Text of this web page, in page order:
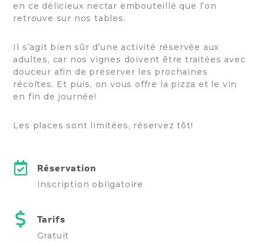
en ce délicieux nectar embouteillé que l’on
retrouve sur nos tables.
Il s’agit bien sûr d’une activité réservée aux
adultes, car nos vignes doivent être traitées avec
douceur afin de préserver les prochaines
récoltes. Et puis, on vous offre la pizza et le vin
en fin de journée!
Les places sont limitées, réservez tôt!
Réservation
Inscription obligatoire
Tarifs
Gratuit